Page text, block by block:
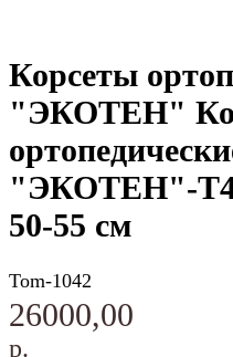
Корсеты
"ЭКОТЕН"
"ЭКОТЕН"-Т4
50-55 см
Tom-1042
26000,00
р.